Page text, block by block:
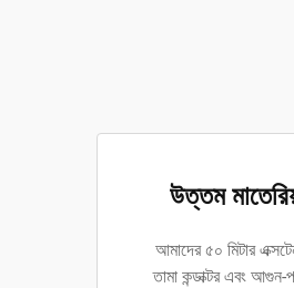
উত্তম
আমাদের ৫০ মিটার
তামা কন্ডাক্টর এবং